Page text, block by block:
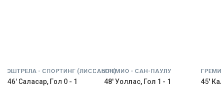
ЭШТРЕЛА - СПОРТИНГ (ЛИССАБОН)
46' Саласар, Гол 0 - 1
ГРЕМИО - САН-ПАУЛУ
48' Уоллас, Гол 1 - 1 45'